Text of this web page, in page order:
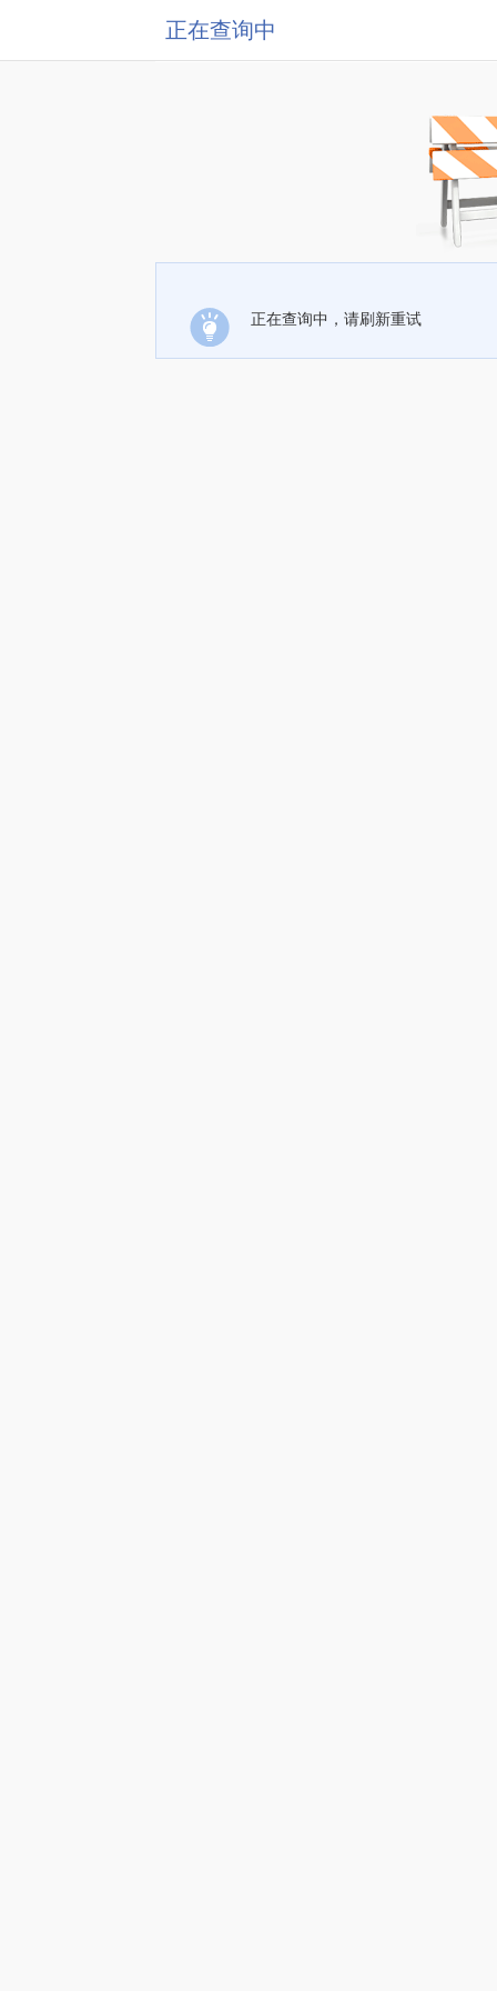
正在查询中
正在查询中，请刷新重试